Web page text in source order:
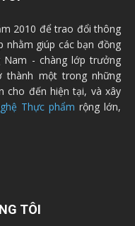
2010 để trao đổi thông
nhằm giúp các bạn đồng
- chàng lớp trưởng
thành một trong những
cho đến hiện tại, và xây
Thực phẩm rộng lớn,
TÔI